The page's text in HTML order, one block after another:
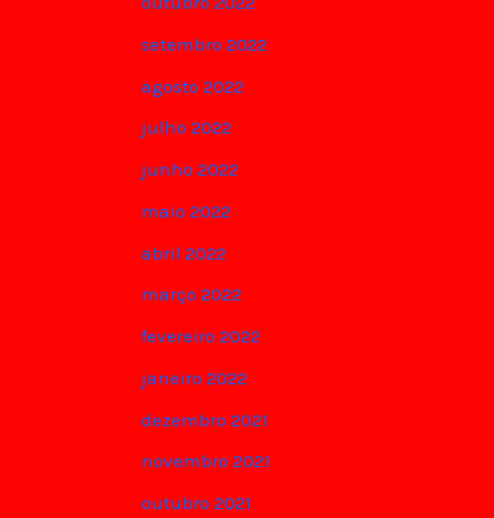
setembro 2022
agosto 2022
julho 2022
junho 2022
maio 2022
abril 2022
março 2022
fevereiro 2022
janeiro 2022
dezembro 2021
novembro 2021
outubro 2021